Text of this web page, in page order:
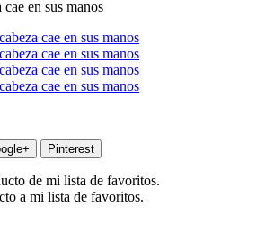
Pinterest
de mi lista de favoritos.
a mi lista de favoritos.